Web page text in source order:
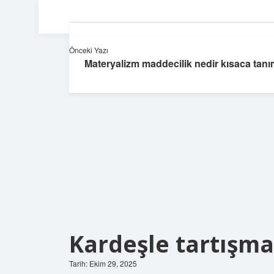
Kardeşle
Tarih: Ekim 29, 2025
Önceki Yazı
Materyalizm maddecilik nedir kısaca